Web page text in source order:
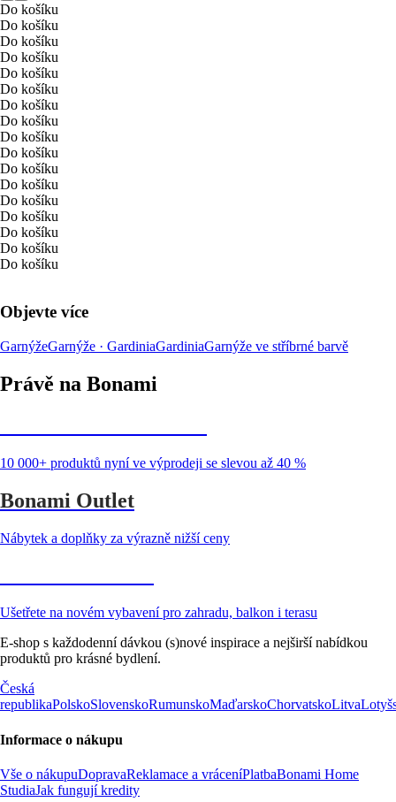
Do košíku
Do košíku
Do košíku
Do košíku
Do košíku
Do košíku
Do košíku
Do košíku
Do košíku
Do košíku
Do košíku
Do košíku
Do košíku
Do košíku
Do košíku
Do košíku
Do košíku
Objevte více
GarnýžeGarnýže · GardiniaGardiniaGarnýže ve stříbrné barvě
Právě na Bonami
10 000+ produktů nyní ve výprodeji se slevou až 40 %
Bonami Outlet
Nábytek a doplňky za výrazně nižší ceny
Ušetřete na novém vybavení pro zahradu, balkon i terasu
E-shop s každodenní dávkou (s)nové inspirace a nejširší nabídkou
produktů pro krásné bydlení.
Česká
republikaPolskoSlovenskoRumunskoMaďarskoChorvatskoLitva
Informace o nákupu
Vše o nákupuDopravaReklamace a vráceníPlatbaBonami Home
StudiaJak fungují kredity